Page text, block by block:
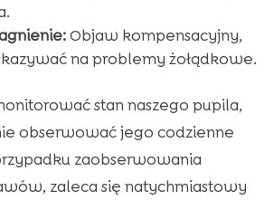
Objaw kompensacyjny,
na problemy żołądkowe.
stan naszego pupila,
obserwować jego codzienne
zaobserwowania
zaleca się natychmiastowy